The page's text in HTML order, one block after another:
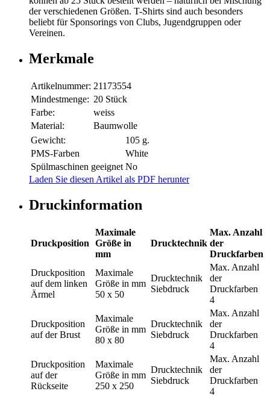
der verschiedenen Größen. T-Shirts sind auch besonders
beliebt für Sponsorings von Clubs, Jugendgruppen oder
Vereinen.
Merkmale
Artikelnummer: 21173554
Mindestmenge: 20 Stück
Farbe:
weiss
Material:
Baumwolle
Gewicht:
105 g.
PMS-Farben
White
Spülmaschinen geeignet No
Laden Sie diesen Artikel als PDF herunter
Druckinformation
Druckposition
Maximale
Größe in
mm
Drucktechnik
Max. Anzahl
der
Druckfarben
Druckposition
auf dem linken
Ärmel
Maximale
Größe in mm
50 x 50
Drucktechnik
Siebdruck
Max. Anzahl
der
Druckfarben
4
Druckposition
auf der Brust
Maximale
Größe in mm
80 x 80
Drucktechnik
Siebdruck
Max. Anzahl
der
Druckfarben
4
Druckposition
auf der
Rückseite
Maximale
Größe in mm
250 x 250
Drucktechnik
Siebdruck
Max. Anzahl
der
Druckfarben
4